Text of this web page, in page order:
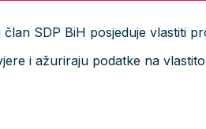
SDP BiH posjeduje vlastiti
i ažuriraju podatke na